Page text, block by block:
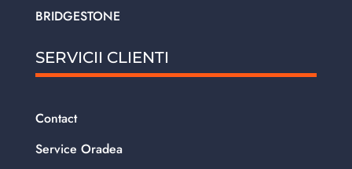
BRIDGESTONE
SERVICII CLIENTI
Contact
Service Oradea